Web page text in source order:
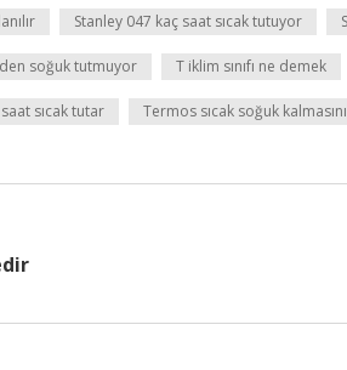
Stanley 047 kaç saat sıcak tutuyor
soğuk tutmuyor T iklim sınıfı ne demek
sıcak tutar Termos sıcak soğuk